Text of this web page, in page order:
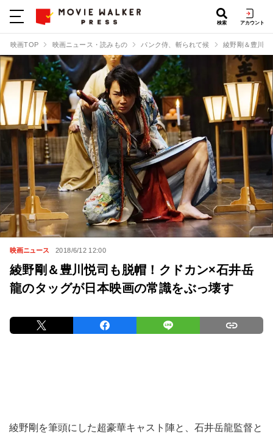
検索 アカウント
映画TOP 映画ニュース・読みもの パンク侍、斬られて候 綾野剛＆豊川
映画ニュース 2018/6/12 12:00
綾野剛＆豊川悦司も脱帽！クドカン×石井岳
龍のタッグが日本映画の常識をぶっ壊す
綾野剛を筆頭にした超豪華キャスト陣と、石井岳龍監督と